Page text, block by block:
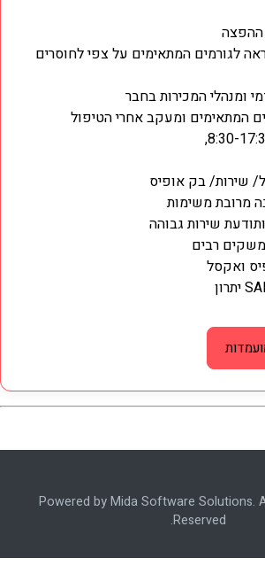
לגורמים המתאימים על צפי לחוסרים
המכירות בחבר
המתאימים ומעקב אחרי הטיפול
שירות/ בק אופיס
מרובת משימות
שירות גבוהה
רבים
ואקסל
© 2026 Powered by Mida Software
Reserved.